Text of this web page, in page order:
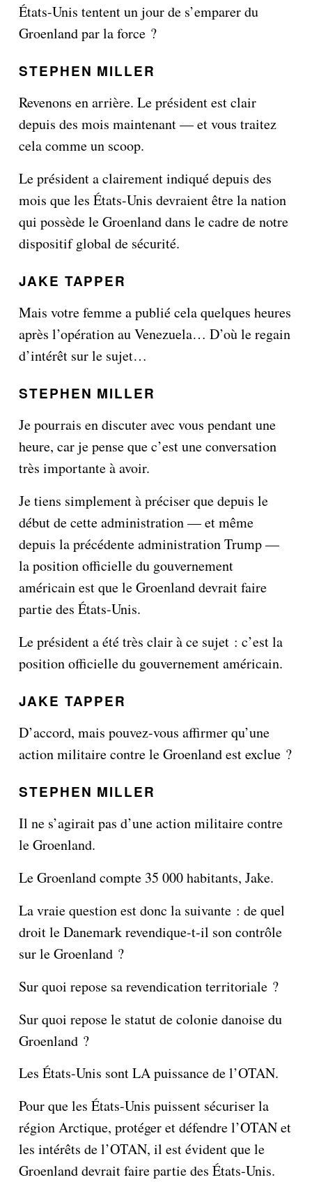
États-Unis tentent un jour de s’emparer du
Groenland par la force ?
STEPHEN MILLER
Revenons en arrière. Le président est clair
depuis des mois maintenant — et vous traitez
cela comme un scoop.
Le président a clairement indiqué depuis des
mois que les États-Unis devraient être la nation
qui possède le Groenland dans le cadre de notre
dispositif global de sécurité.
JAKE TAPPER
Mais votre femme a publié cela quelques heures
après l’opération au Venezuela… D’où le regain
d’intérêt sur le sujet…
STEPHEN MILLER
Je pourrais en discuter avec vous pendant une
heure, car je pense que c’est une conversation
très importante à avoir.
Je tiens simplement à préciser que depuis le
début de cette administration — et même
depuis la précédente administration Trump —
la position officielle du gouvernement
américain est que le Groenland devrait faire
partie des États-Unis.
Le président a été très clair à ce sujet : c’est la
position officielle du gouvernement américain.
JAKE TAPPER
D’accord, mais pouvez-vous affirmer qu’une
action militaire contre le Groenland est exclue ?
STEPHEN MILLER
Il ne s’agirait pas d’une action militaire contre
le Groenland.
Le Groenland compte 35 000 habitants, Jake.
La vraie question est donc la suivante : de quel
droit le Danemark revendique-t-il son contrôle
sur le Groenland ?
Sur quoi repose sa revendication territoriale ?
Sur quoi repose le statut de colonie danoise du
Groenland ?
Les États-Unis sont LA puissance de l’OTAN.
Pour que les États-Unis puissent sécuriser la
région Arctique, protéger et défendre l’OTAN et
les intérêts de l’OTAN, il est évident que le
Groenland devrait faire partie des États-Unis.